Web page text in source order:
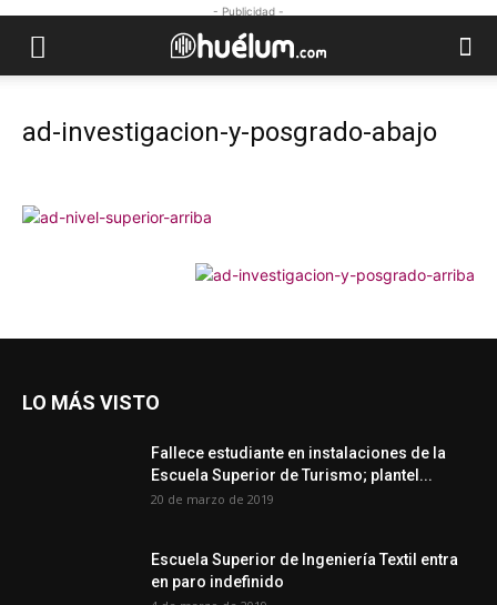
- Publicidad -
ad-investigacion-y-posgrado-abajo
LO MÁS VISTO
Fallece estudiante en instalaciones de la
Escuela Superior de Turismo; plantel...
20 de marzo de 2019
Escuela Superior de Ingeniería Textil entra
en paro indefinido